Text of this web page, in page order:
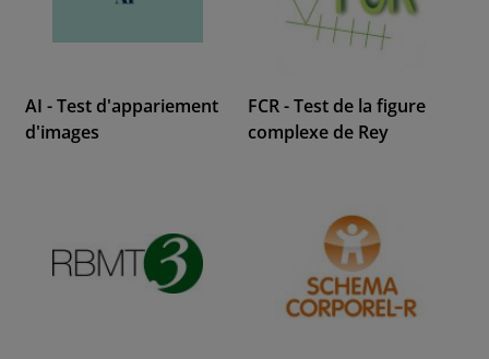
AI - Test d'appariement
d'images
FCR - Test de la figure
complexe de Rey